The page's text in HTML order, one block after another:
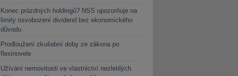
Konec prázdných holdingů? NSS upozorňuje na
limity osvobození dividend bez ekonomického
důvodu
Prodloužení zkušební doby ze zákona po
flexinovele
Užívání nemovitosti ve vlastnictví nezletilých